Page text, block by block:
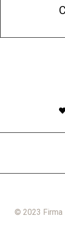
© 2023 Firma